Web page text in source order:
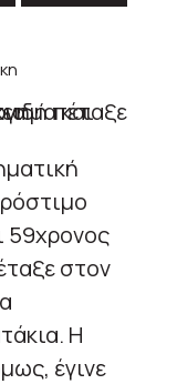
59χρονος
στον
Η
έγινε